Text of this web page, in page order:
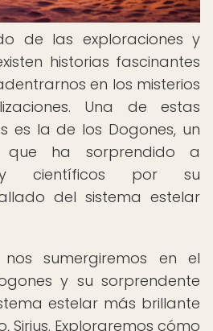
de las exploraciones y
historias fascinantes
en los misterios
Una de estas
es la de los Dogones, un
que ha sorprendido a
y científicos por su
del sistema estelar
sumergiremos en el
y su sorprendente
estelar más brillante
Sirius. Exploraremos cómo